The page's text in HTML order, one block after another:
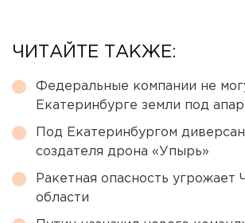
ЧИТАЙТЕ ТАКЖЕ:
Федеральные компании не
Екатеринбурге земли под
Под Екатеринбургом
создателя дрона «Упырь»
Ракетная опасность угрожает
области